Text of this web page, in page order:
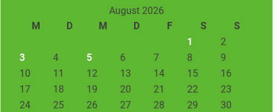
August 2026
M
D M D F S
S
1
2
3
4 5 6 7 8
9
10
11 12 13 14 15
16
17
18 19 20 21 22
23
24
25 26 27 28 29
30